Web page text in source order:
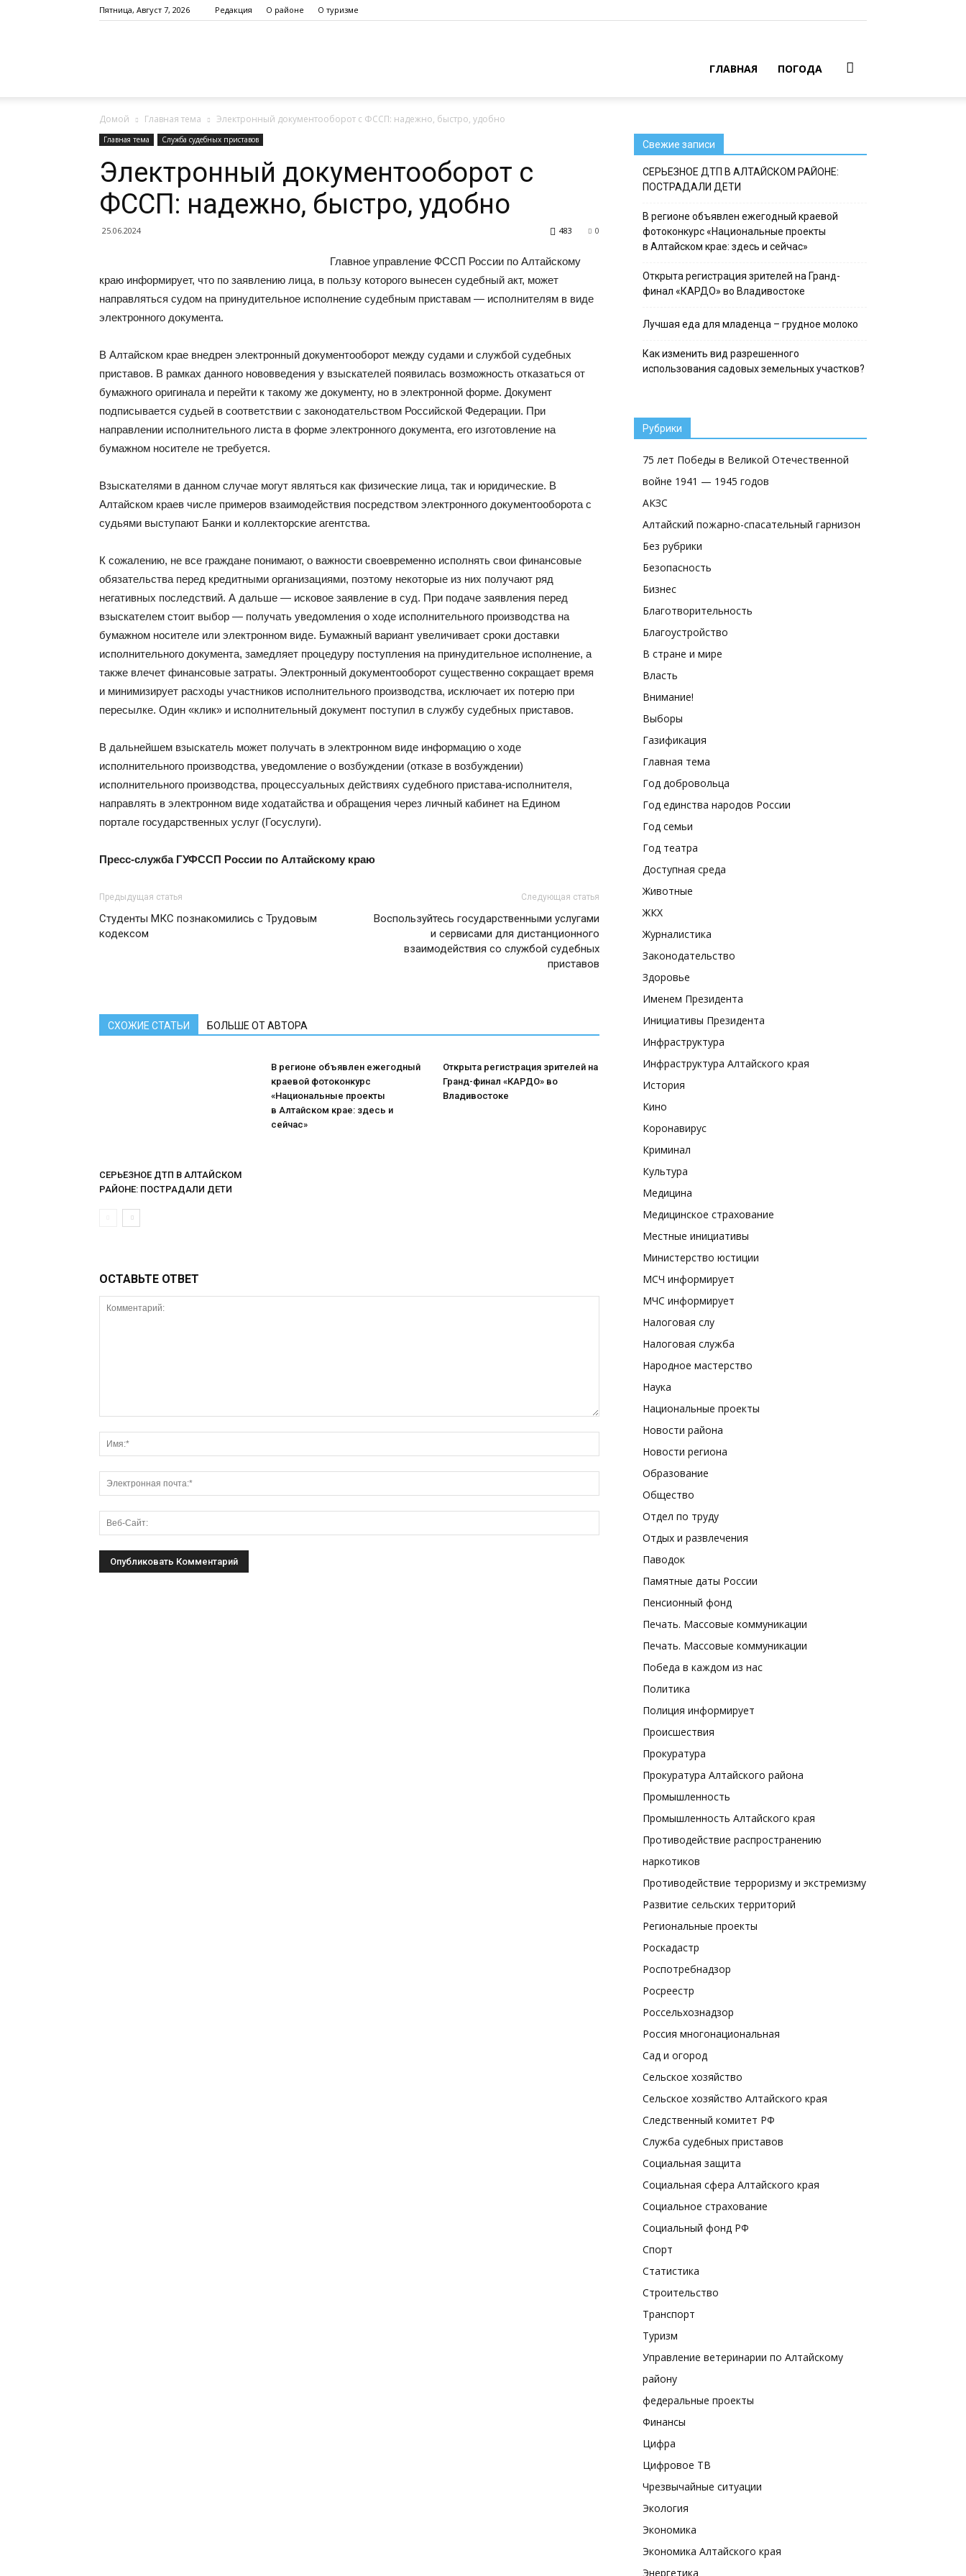
Пятница, Август 7, 2026 Редакция О районе О туризме
ГЛАВНАЯ ПОГОДА
Домой Главная тема Электронный документооборот с ФССП: надежно, быстро, удобно
Главная тема Служба судебных приставов
Электронный документооборот с
ФССП: надежно, быстро, удобно
25.06.2024 0
483
Главное управление ФССП России по Алтайскому
краю информирует, что по заявлению лица, в пользу которого вынесен судебный акт, может
направляться судом на принудительное исполнение судебным приставам — исполнителям в виде
электронного документа.
В Алтайском крае внедрен электронный документооборот между судами и службой судебных
приставов. В рамках данного нововведения у взыскателей появилась возможность отказаться от
бумажного оригинала и перейти к такому же документу, но в электронной форме. Документ
подписывается судьей в соответствии с законодательством Российской Федерации. При
направлении исполнительного листа в форме электронного документа, его изготовление на
бумажном носителе не требуется.
Взыскателями в данном случае могут являться как физические лица, так и юридические. В
Алтайском краев числе примеров взаимодействия посредством электронного документооборота с
судьями выступают Банки и коллекторские агентства.
К сожалению, не все граждане понимают, о важности своевременно исполнять свои финансовые
обязательства перед кредитными организациями, поэтому некоторые из них получают ряд
негативных последствий. А дальше — исковое заявление в суд. При подаче заявления перед
взыскателем стоит выбор — получать уведомления о ходе исполнительного производства на
бумажном носителе или электронном виде. Бумажный вариант увеличивает сроки доставки
исполнительного документа, замедляет процедуру поступления на принудительное исполнение, а
также влечет финансовые затраты. Электронный документооборот существенно сокращает время
и минимизирует расходы участников исполнительного производства, исключает их потерю при
пересылке. Один «клик» и исполнительный документ поступил в службу судебных приставов.
В дальнейшем взыскатель может получать в электронном виде информацию о ходе
исполнительного производства, уведомление о возбуждении (отказе в возбуждении)
исполнительного производства, процессуальных действиях судебного пристава-исполнителя,
направлять в электронном виде ходатайства и обращения через личный кабинет на Едином
портале государственных услуг (Госуслуги).
Пресс-служба ГУФССП России по Алтайскому краю
Предыдущая статья
Студенты МКС познакомились с Трудовым
кодексом
Следующая статья
Воспользуйтесь государственными услугами
и сервисами для дистанционного
взаимодействия со службой судебных
приставов
СХОЖИЕ СТАТЬИ БОЛЬШЕ ОТ АВТОРА
СЕРЬЕЗНОЕ ДТП В АЛТАЙСКОМ
РАЙОНЕ: ПОСТРАДАЛИ ДЕТИ
В регионе объявлен ежегодный
краевой фотоконкурс
«Национальные проекты
в Алтайском крае: здесь и
сейчас»
Открыта регистрация зрителей на
Гранд-финал «КАРДО» во
Владивостоке
ОСТАВЬТЕ ОТВЕТ
Свежие записи
СЕРЬЕЗНОЕ ДТП В АЛТАЙСКОМ РАЙОНЕ:
ПОСТРАДАЛИ ДЕТИ
В регионе объявлен ежегодный краевой
фотоконкурс «Национальные проекты
в Алтайском крае: здесь и сейчас»
Открыта регистрация зрителей на Гранд-
финал «КАРДО» во Владивостоке
Лучшая еда для младенца – грудное молоко
Как изменить вид разрешенного
использования садовых земельных участков?
Рубрики
75 лет Победы в Великой Отечественной
войне 1941 — 1945 годов
АКЗС
Алтайский пожарно-спасательный гарнизон
Без рубрики
Безопасность
Бизнес
Благотворительность
Благоустройство
В стране и мире
Власть
Внимание!
Выборы
Газификация
Главная тема
Год добровольца
Год единства народов России
Год семьи
Год театра
Доступная среда
Животные
ЖКХ
Журналистика
Законодательство
Здоровье
Именем Президента
Инициативы Президента
Инфраструктура
Инфраструктура Алтайского края
История
Кино
Коронавирус
Криминал
Культура
Медицина
Медицинское страхование
Местные инициативы
Министерство юстиции
МСЧ информирует
МЧС информирует
Налоговая слу
Налоговая служба
Народное мастерство
Наука
Национальные проекты
Новости района
Новости региона
Образование
Общество
Отдел по труду
Отдых и развлечения
Паводок
Памятные даты России
Пенсионный фонд
Печать. Массовые коммуникации
Печать. Массовые коммуникации
Победа в каждом из нас
Политика
Полиция информирует
Происшествия
Прокуратура
Прокуратура Алтайского района
Промышленность
Промышленность Алтайского края
Противодействие распространению
наркотиков
Противодействие терроризму и экстремизму
Развитие сельских территорий
Региональные проекты
Роскадастр
Роспотребнадзор
Росреестр
Россельхознадзор
Россия многонациональная
Сад и огород
Сельское хозяйство
Сельское хозяйство Алтайского края
Следственный комитет РФ
Служба судебных приставов
Социальная защита
Социальная сфера Алтайского края
Социальное страхование
Социальный фонд РФ
Спорт
Статистика
Строительство
Транспорт
Туризм
Управление ветеринарии по Алтайскому
району
федеральные проекты
Финансы
Цифра
Цифровое ТВ
Чрезвычайные ситуации
Экология
Экономика
Экономика Алтайского края
Энергетика